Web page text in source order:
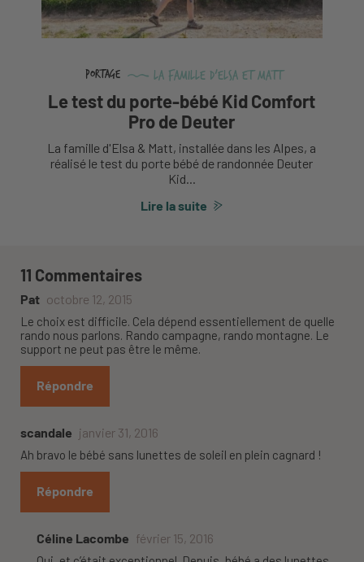
Portage La Famille d'Elsa et Matt
Le test du porte-bébé Kid Comfort
Pro de Deuter
La famille d'Elsa & Matt, installée dans les Alpes, a
réalisé le test du porte bébé de randonnée Deuter
Kid...
Lire la suite
11 Commentaires
Pat octobre 12, 2015
Le choix est difficile. Cela dépend essentiellement de quelle
rando nous parlons. Rando campagne, rando montagne. Le
support ne peut pas être le même.
Répondre
scandale janvier 31, 2016
Ah bravo le bébé sans lunettes de soleil en plein cagnard !
Répondre
Céline Lacombe février 15, 2016